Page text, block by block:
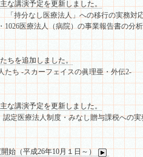
な講演予定を更新しました。
「持分なし医療法人」への移行の実務対
1026医療法人（病院）の事業報告書の分
ちを追加しました。
たち -スカーフェイスの眞理亜・外伝
な講演予定を更新しました。
定医療法人制度・みなし贈与課税への実
始（平成26年10月１日～）